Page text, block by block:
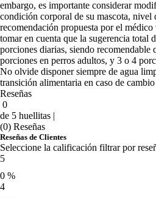
embargo, es importante considerar
condición corporal de su mascota, nivel
recomendación propuesta por el
tomar en cuenta que la sugerencia total
porciones diarias, siendo recomendable
porciones en perros adultos, y 3 o 4
No olvide disponer siempre de agua
transición alimentaria en caso de
Reseñas
0
de 5 huellitas |
(0) Reseñas
Reseñas de Clientes
Seleccione la calificación filtrar por
5
0 %
4